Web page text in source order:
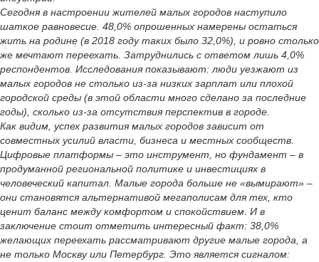
Сегодня в настроении жителей малых городов наступило
шаткое равновесие. 48,0% опрошенных намерены остаться
жить на родине (в 2018 году таких было 32,0%), и ровно столько
же мечтают переехать. Затруднились с ответом лишь 4,0%
респондентов. Исследования показывают: люди уезжают из
малых городов не столько из-за низких зарплат или плохой
городской среды (в этой области много сделано за последние
годы), сколько из-за отсутствия перспектив в городе.
Как видим, успех развития малых городов зависит от
совместных усилий власти, бизнеса и местных сообществ.
Цифровые платформы – это инструмент, но фундамент – в
продуманной региональной политике и инвестициях в
человеческий капитал. Малые города больше не «вымирают» –
они становятся альтернативой мегаполисам для тех, кто
ценит баланс между комфортом и спокойствием. И в
заключение стоит отметить интересный факт: 38,0%
желающих переехать рассматривают другие малые города, а
не только Москву или Петербург. Это является сигналом: